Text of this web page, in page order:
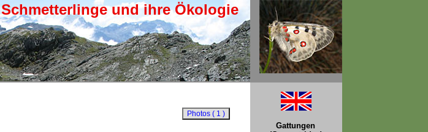
Schmetterlinge und ihre Ökologie
Gattungen